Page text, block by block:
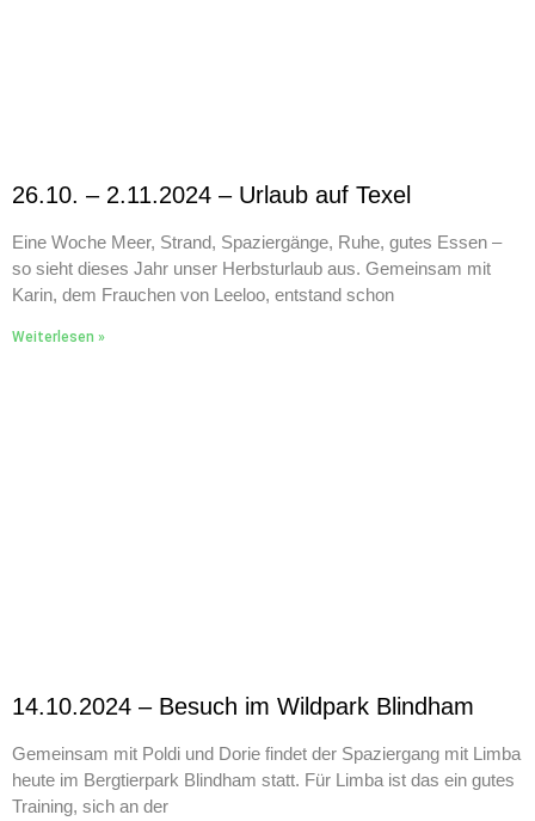
26.10. – 2.11.2024 – Urlaub auf Texel
Eine Woche Meer, Strand, Spaziergänge, Ruhe, gutes Essen –
so sieht dieses Jahr unser Herbsturlaub aus. Gemeinsam mit
Karin, dem Frauchen von Leeloo, entstand schon
Weiterlesen »
14.10.2024 – Besuch im Wildpark Blindham
Gemeinsam mit Poldi und Dorie findet der Spaziergang mit Limba
heute im Bergtierpark Blindham statt. Für Limba ist das ein gutes
Training, sich an der